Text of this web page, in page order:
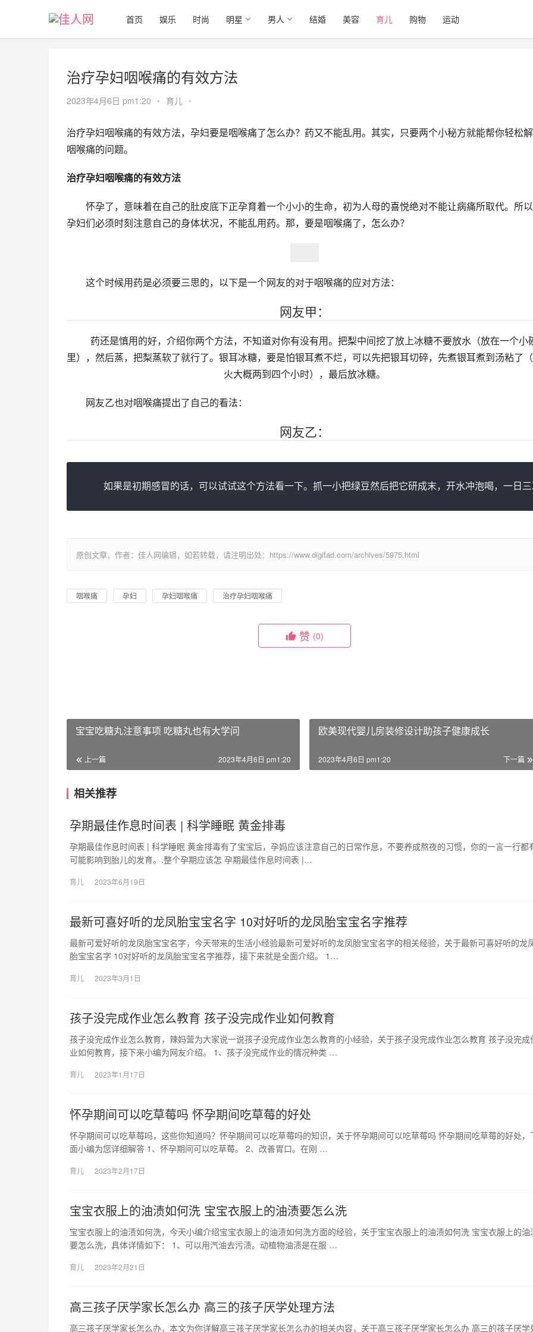
首页 娱乐 时尚 明星 男人 结婚 美容 育儿 购物 运动
治疗孕妇咽喉痛的有效方法
2023年4月6日 pm1:20 • 育儿 •
治疗孕妇咽喉痛的有效方法，孕妇要是咽喉痛了怎么办？药又不能乱用。其实，只要两个小秘方就能帮你轻松
咽喉痛的问题。
治疗孕妇咽喉痛的有效方法
怀孕了，意味着在自己的肚皮底下正孕育着一个小小的生命，初为人母的喜悦绝对不能让病痛所取代。所以
孕妇们必须时刻注意自己的身体状况，不能乱用药。那，要是咽喉痛了，怎么办？
这个时候用药是必须要三思的，以下是一个网友的对于咽喉痛的应对方法：
网友甲：
药还是慎用的好，介绍你两个方法，不知道对你有没有用。把梨中间挖了放上冰糖不要放水（放在一个小
里），然后蒸，把梨蒸软了就行了。银耳冰糖，要是怕银耳煮不烂，可以先把银耳切碎，先煮银耳煮到汤粘了
火大概两到四个小时），最后放冰糖。
网友乙也对咽喉痛提出了自己的看法：
网友乙：
如果是初期感冒的话，可以试试这个方法看一下。抓一小把绿豆然后把它研成末，开水冲泡喝，一日
原创文章，作者：佳人网编辑，如若转载，请注明出处：https://www.digifad.com/archives/5975.html
咽喉痛 孕妇 孕妇咽喉痛 治疗孕妇咽喉痛
赞 (0)
宝宝吃糖丸注意事项 吃糖丸也有大学问
上一篇 2023年4月6日 pm1:20
欧美现代婴儿房装修设计助孩子健康成长
下一篇
2023年4月6日 pm1:20
相关推荐
孕期最佳作息时间表 | 科学睡眠 黄金排毒
孕期最佳作息时间表 | 科学睡眠 黄金排毒有了宝宝后，孕妈应该注意自己的日常作息，不要养成熬夜的习惯，你的一言一行都
可能影响到胎儿的发育。.整个孕期应该怎 孕期最佳作息时间表 |…
育儿 2023年6月19日
最新可喜好听的龙凤胎宝宝名字 10对好听的龙凤胎宝宝名字推荐
最新可爱好听的龙凤胎宝宝名字，今天带来的生活小经验最新可爱好听的龙凤胎宝宝名字的相关经验，关于最新可喜好听的龙
胎宝宝名字 10对好听的龙凤胎宝宝名字推荐，接下来就是全面介绍。 1…
育儿 2023年3月1日
孩子没完成作业怎么教育 孩子没完成作业如何教育
孩子没完成作业怎么教育，辣妈营为大家说一说孩子没完成作业怎么教育的小经验，关于孩子没完成作业怎么教育 孩子没完成
业如何教育，接下来小编为网友介绍。 1、孩子没完成作业的情况种类 …
育儿 2023年1月17日
怀孕期间可以吃草莓吗 怀孕期间吃草莓的好处
怀孕期间可以吃草莓吗，这些你知道吗？怀孕期间可以吃草莓吗的知识，关于怀孕期间可以吃草莓吗 怀孕期间吃草莓的好处，
面小编为您详细解答 1、怀孕期间可以吃草莓。 2、改善胃口。在刚 …
育儿 2023年2月17日
宝宝衣服上的油渍如何洗 宝宝衣服上的油渍要怎么洗
宝宝衣服上的油渍如何洗，今天小编介绍宝宝衣服上的油渍如何洗方面的经验，关于宝宝衣服上的油渍如何洗 宝宝衣服上的油
要怎么洗，具体详情如下： 1、可以用汽油去污渍。动植物油渍是在服 …
育儿 2023年2月21日
高三孩子厌学家长怎么办 高三的孩子厌学处理方法
高三孩子厌学家长怎么办，本文为你详解高三孩子厌学家长怎么办的相关内容，关于高三孩子厌学家长怎么办 高三的孩子厌学